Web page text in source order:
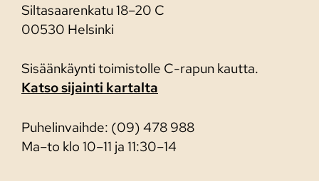
Siltasaarenkatu 18–20 C
00530 Helsinki
Sisäänkäynti toimistolle C-rapun kautta.
Katso sijainti kartalta
Puhelinvaihde: (09) 478 988
Ma–to klo 10–11 ja 11:30–14